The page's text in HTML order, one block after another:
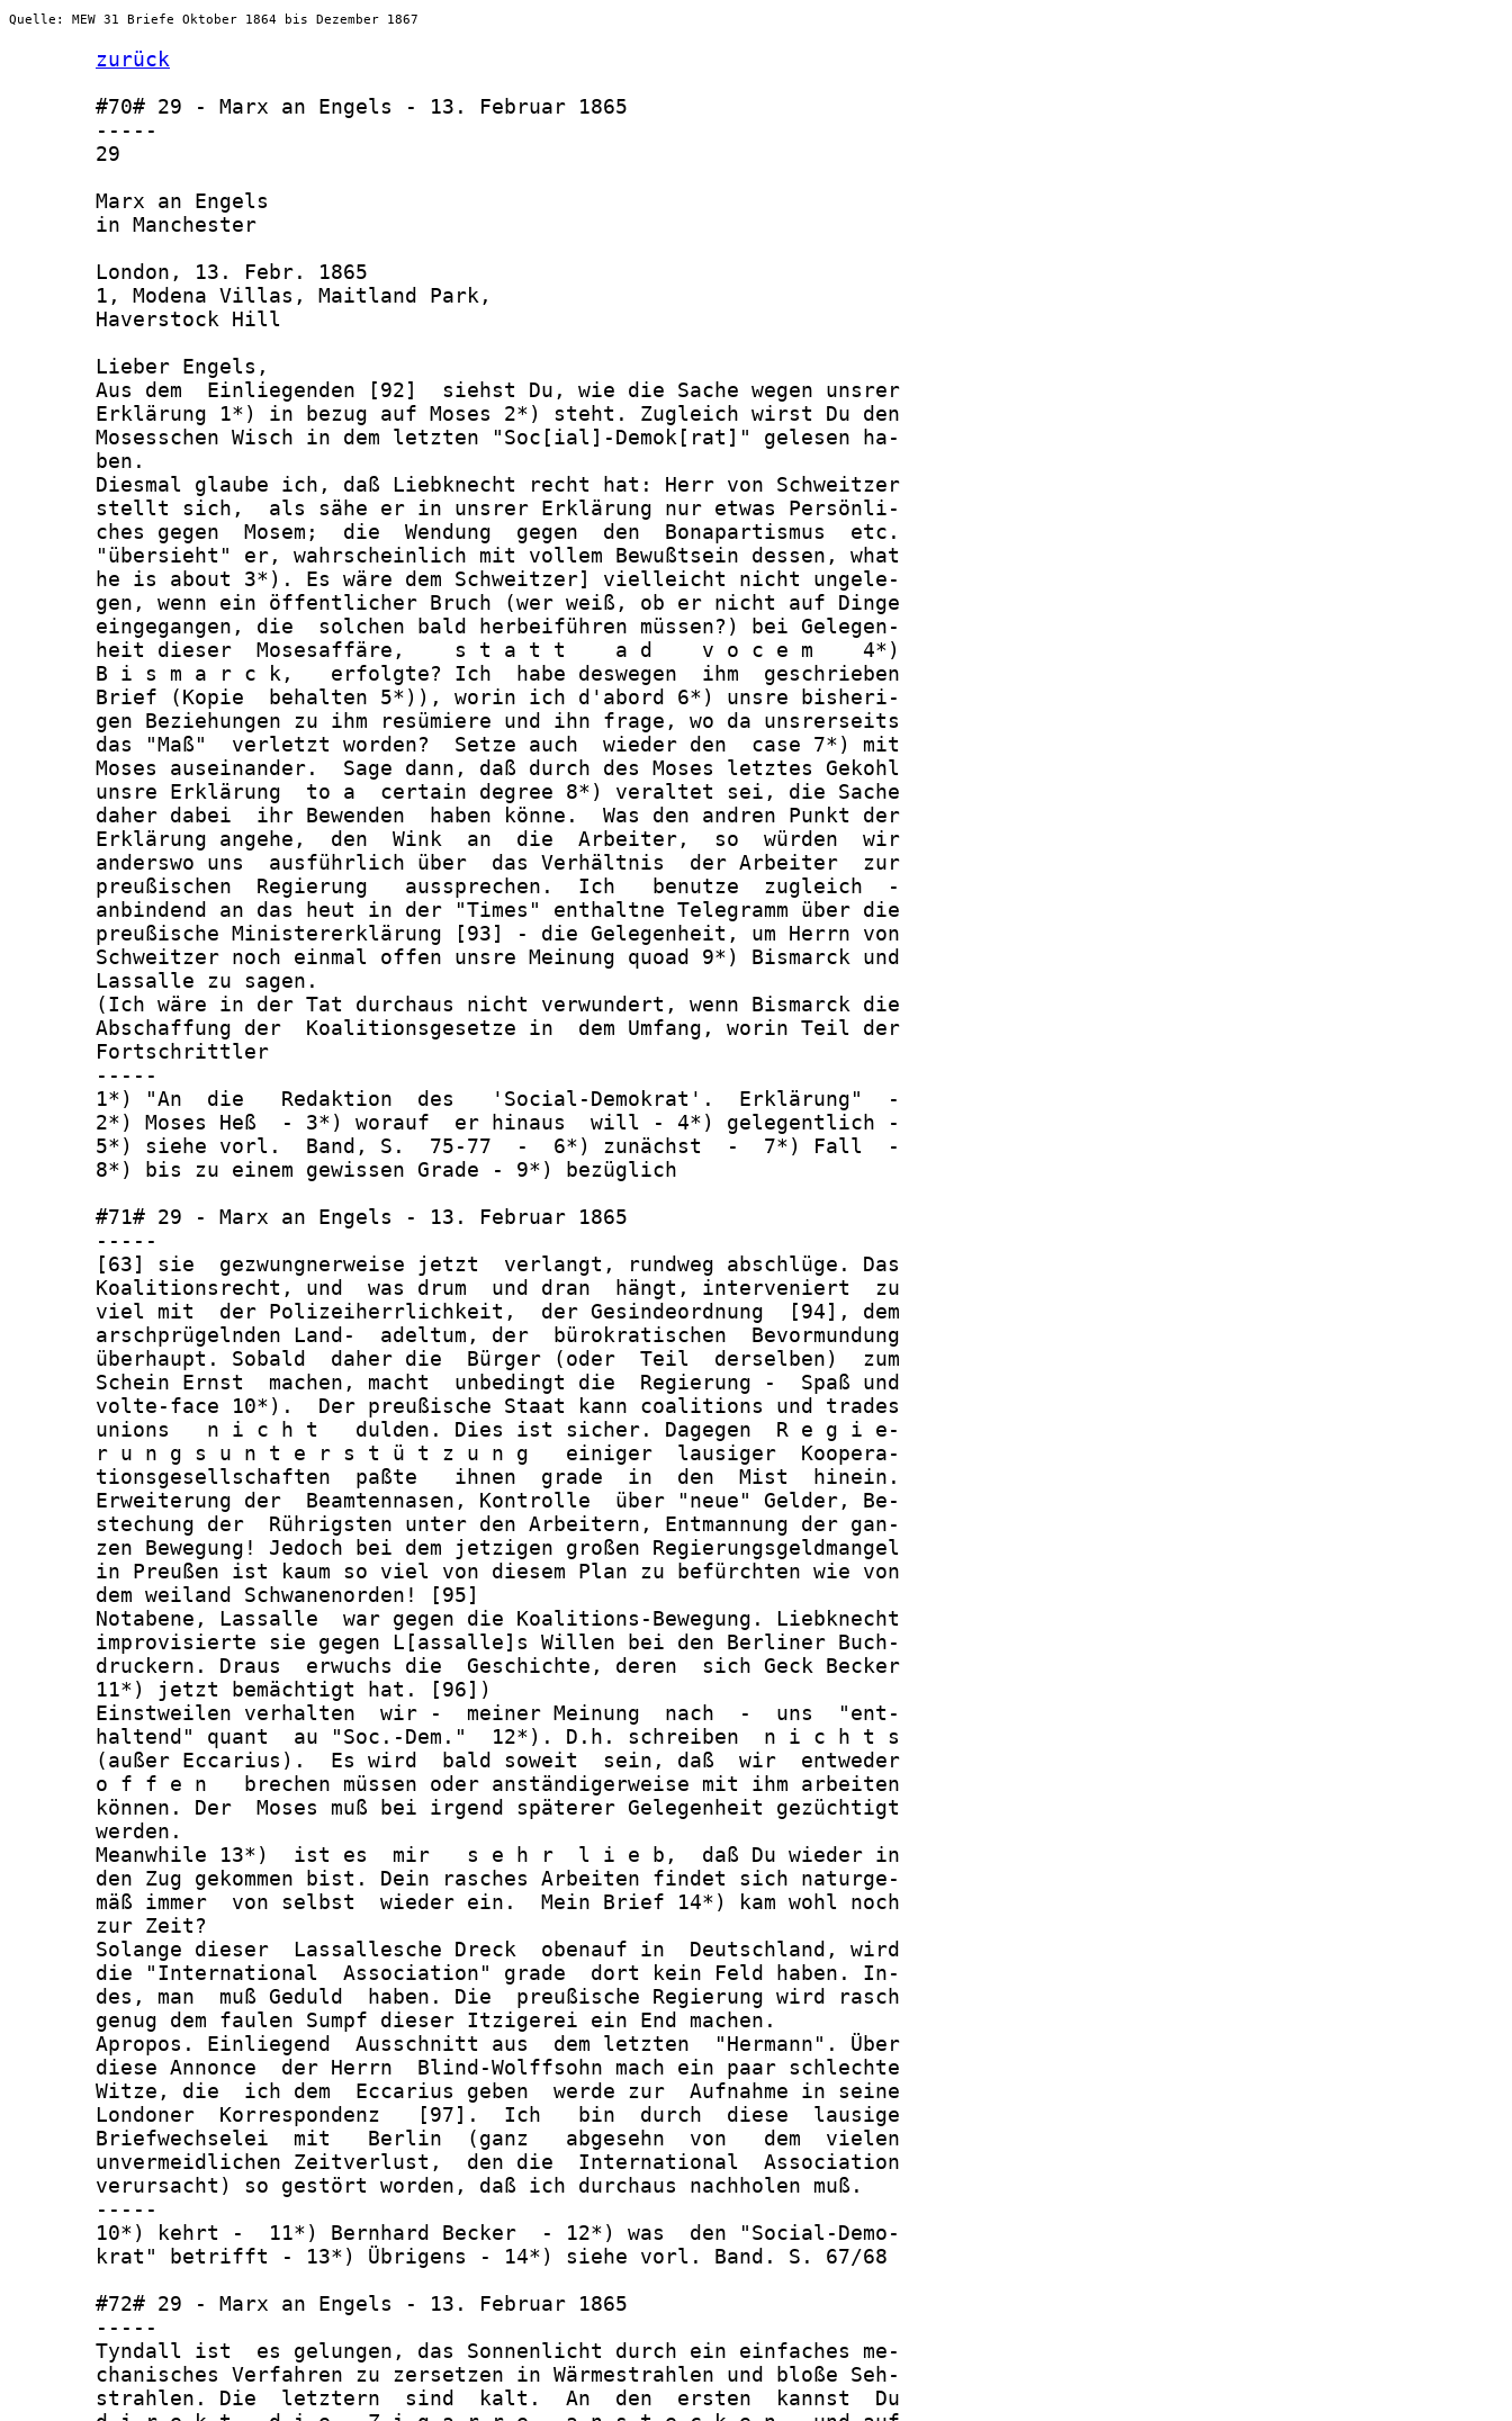
Quelle: MEW 31 Briefe Oktober 1864 bis Dezember 1867
zurück
       #70# 29 - Marx an Engels - 13. Februar 1865
       -----
       29
       Marx an Engels
       in Manchester
       London, 13. Febr. 1865
       1, Modena Villas, Maitland Park,
       Haverstock Hill
       Lieber Engels,
       Aus dem  Einliegenden [92]  siehst Du, wie die Sache wegen unsrer
       Erklärung 1*) in bezug auf Moses 2*) steht. Zugleich wirst Du den
       Mosesschen Wisch in dem letzten "Soc[ial]-Demok[rat]" gelesen ha-
       ben.
       Diesmal glaube ich, daß Liebknecht recht hat: Herr von Schweitzer
       stellt sich,  als sähe er in unsrer Erklärung nur etwas Persönli-
       ches gegen  Mosem;  die  Wendung  gegen  den  Bonapartismus  etc.
       "übersieht" er, wahrscheinlich mit vollem Bewußtsein dessen, what
       he is about 3*). Es wäre dem Schweitzer] vielleicht nicht ungele-
       gen, wenn ein öffentlicher Bruch (wer weiß, ob er nicht auf Dinge
       eingegangen, die  solchen bald herbeiführen müssen?) bei Gelegen-
       heit dieser  Mosesaffäre,    s t a t t    a d    v o c e m    4*)
       B i s m a r c k,   erfolgte? Ich  habe deswegen  ihm  geschrieben
       Brief (Kopie  behalten 5*)), worin ich d'abord 6*) unsre bisheri-
       gen Beziehungen zu ihm resümiere und ihn frage, wo da unsrerseits
       das "Maß"  verletzt worden?  Setze auch  wieder den  case 7*) mit
       Moses auseinander.  Sage dann, daß durch des Moses letztes Gekohl
       unsre Erklärung  to a  certain degree 8*) veraltet sei, die Sache
       daher dabei  ihr Bewenden  haben könne.  Was den andren Punkt der
       Erklärung angehe,  den  Wink  an  die  Arbeiter,  so  würden  wir
       anderswo uns  ausführlich über  das Verhältnis  der Arbeiter  zur
       preußischen  Regierung   aussprechen.  Ich   benutze  zugleich  -
       anbindend an das heut in der "Times" enthaltne Telegramm über die
       preußische Ministererklärung [93] - die Gelegenheit, um Herrn von
       Schweitzer noch einmal offen unsre Meinung quoad 9*) Bismarck und
       Lassalle zu sagen.
       (Ich wäre in der Tat durchaus nicht verwundert, wenn Bismarck die
       Abschaffung der  Koalitionsgesetze in  dem Umfang, worin Teil der
       Fortschrittler
       -----
       1*) "An  die   Redaktion  des   'Social-Demokrat'.  Erklärung"  -
       2*) Moses Heß  - 3*) worauf  er hinaus  will - 4*) gelegentlich -
       5*) siehe vorl.  Band, S.  75-77  -  6*) zunächst  -  7*) Fall  -
       8*) bis zu einem gewissen Grade - 9*) bezüglich
       #71# 29 - Marx an Engels - 13. Februar 1865
       -----
       [63] sie  gezwungnerweise jetzt  verlangt, rundweg abschlüge. Das
       Koalitionsrecht, und  was drum  und dran  hängt, interveniert  zu
       viel mit  der Polizeiherrlichkeit,  der Gesindeordnung  [94], dem
       arschprügelnden Land-  adeltum, der  bürokratischen  Bevormundung
       überhaupt. Sobald  daher die  Bürger (oder  Teil  derselben)  zum
       Schein Ernst  machen, macht  unbedingt die  Regierung -  Spaß und
       volte-face 10*).  Der preußische Staat kann coalitions und trades
       unions   n i c h t   dulden. Dies ist sicher. Dagegen  R e g i e-
       r u n g s u n t e r s t ü t z u n g   einiger  lausiger  Koopera-
       tionsgesellschaften  paßte   ihnen  grade  in  den  Mist  hinein.
       Erweiterung der  Beamtennasen, Kontrolle  über "neue" Gelder, Be-
       stechung der  Rührigsten unter den Arbeitern, Entmannung der gan-
       zen Bewegung! Jedoch bei dem jetzigen großen Regierungsgeldmangel
       in Preußen ist kaum so viel von diesem Plan zu befürchten wie von
       dem weiland Schwanenorden! [95]
       Notabene, Lassalle  war gegen die Koalitions-Bewegung. Liebknecht
       improvisierte sie gegen L[assalle]s Willen bei den Berliner Buch-
       druckern. Draus  erwuchs die  Geschichte, deren  sich Geck Becker
       11*) jetzt bemächtigt hat. [96])
       Einstweilen verhalten  wir -  meiner Meinung  nach  -  uns  "ent-
       haltend" quant  au "Soc.-Dem."  12*). D.h. schreiben  n i c h t s
       (außer Eccarius).  Es wird  bald soweit  sein, daß  wir  entweder
       o f f e n   brechen müssen oder anständigerweise mit ihm arbeiten
       können. Der  Moses muß bei irgend späterer Gelegenheit gezüchtigt
       werden.
       Meanwhile 13*)  ist es  mir   s e h r  l i e b,  daß Du wieder in
       den Zug gekommen bist. Dein rasches Arbeiten findet sich naturge-
       mäß immer  von selbst  wieder ein.  Mein Brief 14*) kam wohl noch
       zur Zeit?
       Solange dieser  Lassallesche Dreck  obenauf in  Deutschland, wird
       die "International  Association" grade  dort kein Feld haben. In-
       des, man  muß Geduld  haben. Die  preußische Regierung wird rasch
       genug dem faulen Sumpf dieser Itzigerei ein End machen.
       Apropos. Einliegend  Ausschnitt aus  dem letzten  "Hermann". Über
       diese Annonce  der Herrn  Blind-Wolffsohn mach ein paar schlechte
       Witze, die  ich dem  Eccarius geben  werde zur  Aufnahme in seine
       Londoner  Korrespondenz   [97].  Ich   bin  durch  diese  lausige
       Briefwechselei  mit   Berlin  (ganz   abgesehn  von   dem  vielen
       unvermeidlichen Zeitverlust,  den die  International  Association
       verursacht) so gestört worden, daß ich durchaus nachholen muß.
       -----
       10*) kehrt -  11*) Bernhard Becker  - 12*) was  den "Social-Demo-
       krat" betrifft - 13*) Übrigens - 14*) siehe vorl. Band. S. 67/68
       #72# 29 - Marx an Engels - 13. Februar 1865
       -----
       Tyndall ist  es gelungen, das Sonnenlicht durch ein einfaches me-
       chanisches Verfahren zu zersetzen in Wärmestrahlen und bloße Seh-
       strahlen. Die  letztern  sind  kalt.  An  den  ersten  kannst  Du